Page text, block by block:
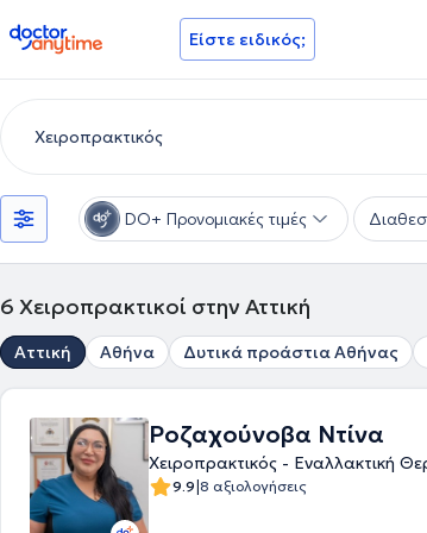
doctoranytime Είστε ειδικός;
DO+ Προνομιακές τιμές
6 Χειροπρακτικοί στην Αττική
Αττική Αθήνα Δυτικά προάστια Αθήνας
Ροζαχούνοβα Ντίνα
Χειροπρακτικός - Εναλλακτική
9.9|8 αξιολογήσεις